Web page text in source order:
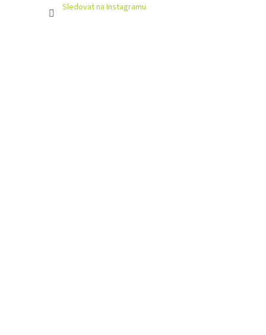
Sledovat na Instagramu